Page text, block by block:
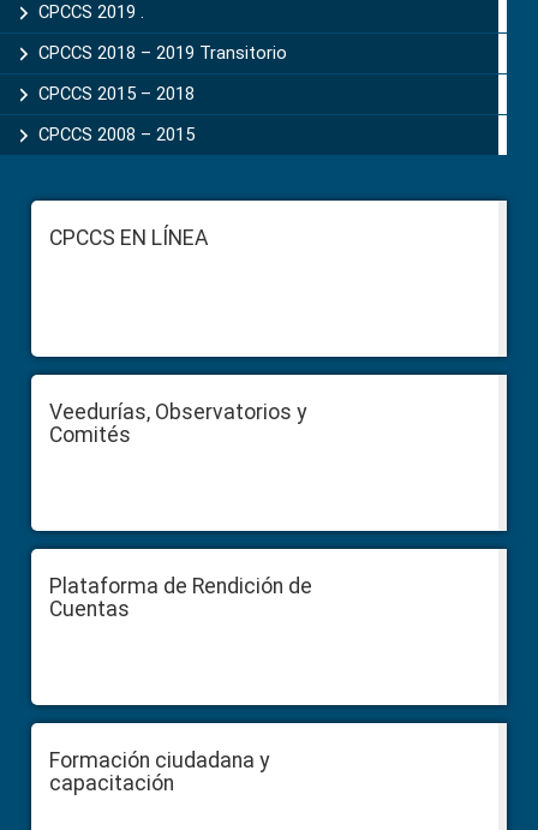
CPCCS 2019 .
CPCCS 2018 – 2019 Transitorio
CPCCS 2015 – 2018
CPCCS 2008 – 2015
FooterCPCCS EN LÍNEA
Veedurías, Observatorios y
Comités
Plataforma de Rendición de
Cuentas
Formación ciudadana y
capacitación